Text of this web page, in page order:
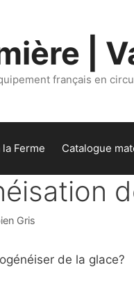
|
français en
Ferme Catalogue
Gris
de la glace?